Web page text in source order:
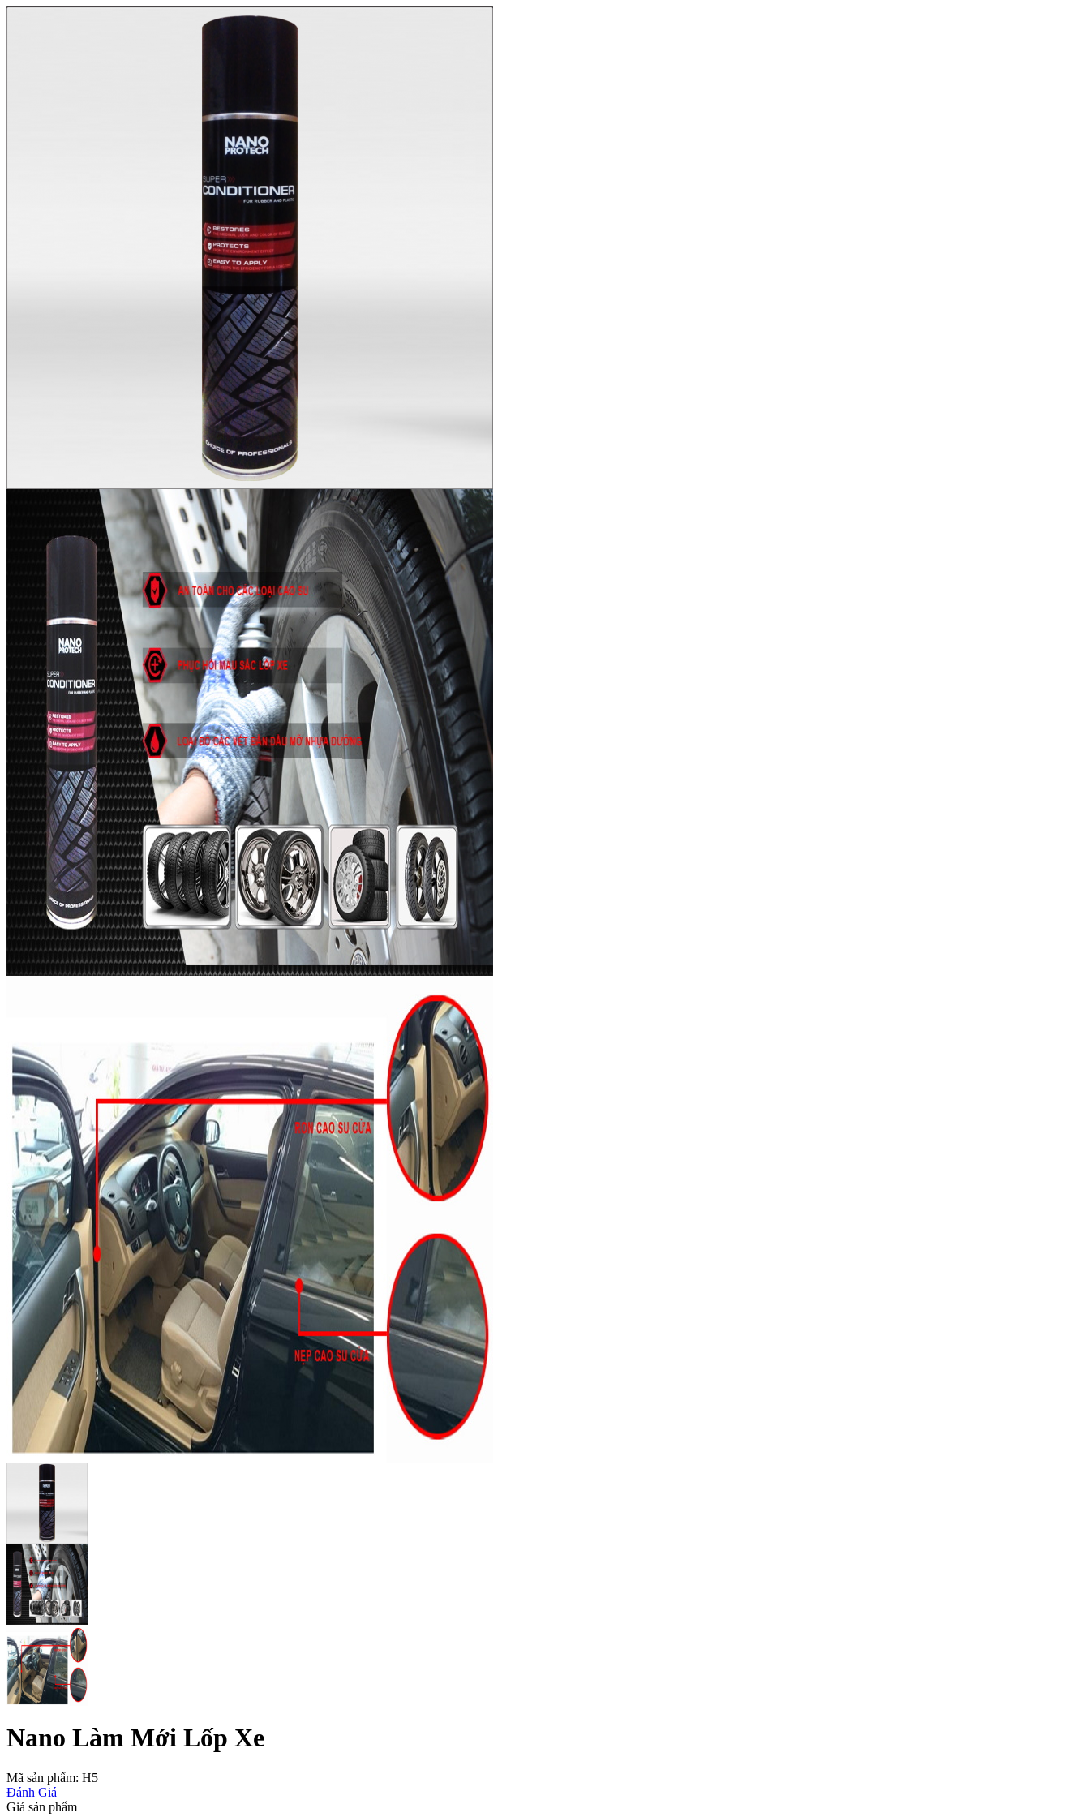
Nano Làm Mới Lốp Xe
Mã sản phẩm: H5
Đánh Giá
Giá sản phẩm